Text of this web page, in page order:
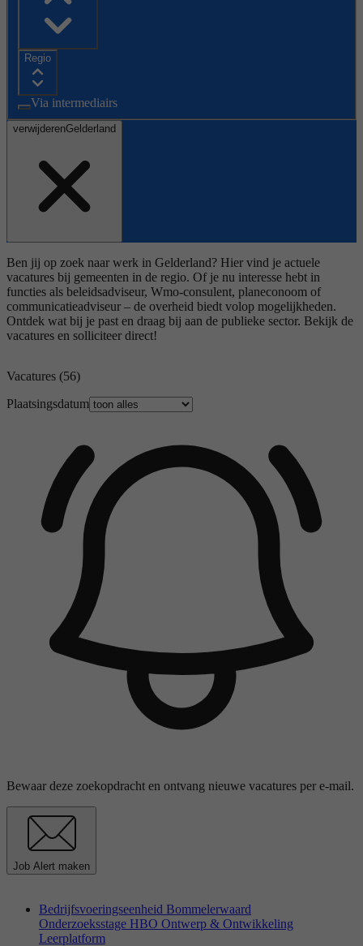
Ben jij op zoek naar werk in Gelderland? Hier vind je actuele
vacatures bij gemeenten in de regio. Of je nu interesse hebt in
functies als beleidsadviseur, Wmo-consulent, planeconoom of
communicatieadviseur – de overheid biedt volop mogelijkheden.
Ontdek wat bij je past en draag bij aan de publieke sector. Bekijk de
vacatures en solliciteer direct!
Regio
Via intermediairs
verwijderenGelderland
Vacatures (56)
Plaatsingsdatum
Bewaar deze zoekopdracht en ontvang nieuwe vacatures per e-mail.
Job Alert maken
Bedrijfsvoeringseenheid Bommelerwaard
Onderzoeksstage HBO Ontwerp & Ontwikkeling
Leerplatform